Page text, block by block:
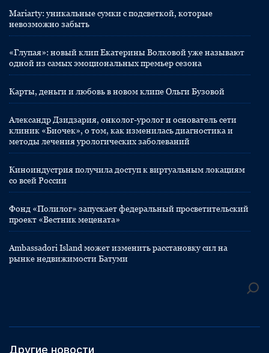
Mariarty: уникальные сумки с подсветкой, которые
невозможно забыть
«Глупая»: новый клип Екатерины Волковой уже называют
одной из самых эмоциональных премьер сезона
Карты, деньги и любовь в новом клипе Ольги Бузовой
Александр Дзидзария, онколог-уролог и основатель сети
клиник «Биочек», о том, как изменилась диагностика и
методы лечения урологических заболеваний
Киноиндустрия получила доступ к виртуальным локациям
со всей России
Фонд «Полилог» запускает федеральный просветительский
проект «Вестник мецената»
Ambassadori Island может изменить расстановку сил на
рынке недвижимости Батуми
Другие новости